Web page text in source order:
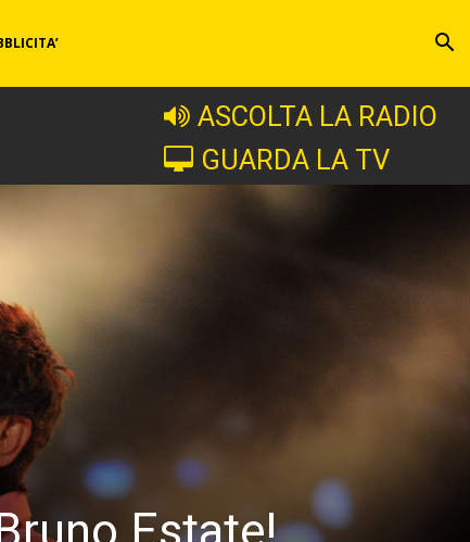
ASCOLTA LA RADIO
GUARDA LA TV